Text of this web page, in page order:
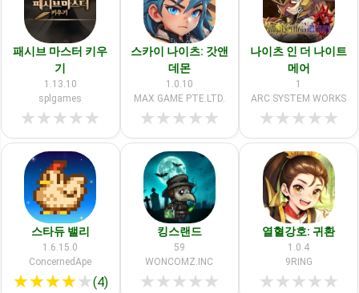
패시브 마스터 키우
기
1.13.10
splgames
★★★★★
스카이 나이츠: 갓앤
데몬
1.0.10
MAX GAME PTE.LTD.
★★★★★
나이츠 인 더 나이트
메어
1
ARC SYSTEM WORKS
★★★★★
스타듀 밸리
1.6.15.0
ConcernedApe
★★★★★(4)
킹스랜드
59
WONCOMZ.INC
★★★★★
열혈강호: 귀환
1.0.4
9RING
★★★★★